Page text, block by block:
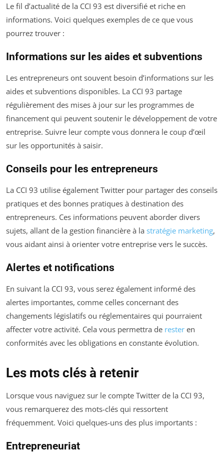
Le fil d’actualité de la CCI 93 est diversifié et riche en
informations. Voici quelques exemples de ce que vous
pourrez trouver :
Informations sur les aides et subventions
Les entrepreneurs ont souvent besoin d’informations sur les
aides et subventions disponibles. La CCI 93 partage
régulièrement des mises à jour sur les programmes de
financement qui peuvent soutenir le développement de votre
entreprise. Suivre leur compte vous donnera le coup d’œil
sur les opportunités à saisir.
Conseils pour les entrepreneurs
La CCI 93 utilise également Twitter pour partager des conseils
pratiques et des bonnes pratiques à destination des
entrepreneurs. Ces informations peuvent aborder divers
sujets, allant de la gestion financière à la stratégie marketing,
vous aidant ainsi à orienter votre entreprise vers le succès.
Alertes et notifications
En suivant la CCI 93, vous serez également informé des
alertes importantes, comme celles concernant des
changements législatifs ou réglementaires qui pourraient
affecter votre activité. Cela vous permettra de rester en
conformités avec les obligations en constante évolution.
Les mots clés à retenir
Lorsque vous naviguez sur le compte Twitter de la CCI 93,
vous remarquerez des mots-clés qui ressortent
fréquemment. Voici quelques-uns des plus importants :
Entrepreneuriat